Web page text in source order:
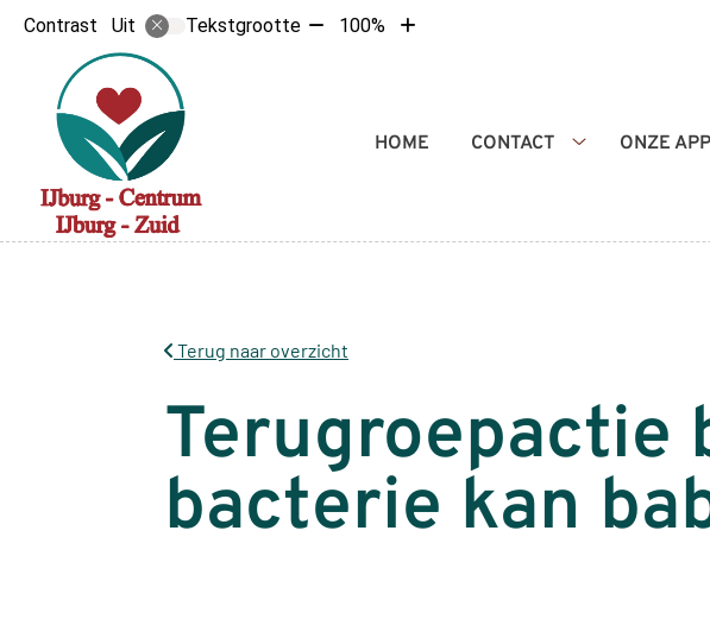
Contrast Uit Tekstgrootte Tekst100%
Tekst
Hoofdmenu
HOME
CONTACT
ONZE APP
Terug naar overzicht
Terugroepactie
bacterie kan